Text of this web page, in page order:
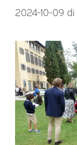
2024-10-09 di